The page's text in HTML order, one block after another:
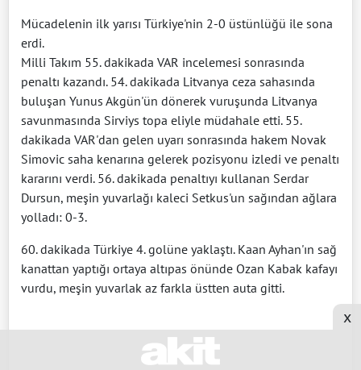
Mücadelenin ilk yarısı Türkiye'nin 2-0 üstünlüğü ile sona
erdi.
Milli Takım 55. dakikada VAR incelemesi sonrasında
penaltı kazandı. 54. dakikada Litvanya ceza sahasında
buluşan Yunus Akgün'ün dönerek vuruşunda Litvanya
savunmasında Sirviys topa eliyle müdahale etti. 55.
dakikada VAR'dan gelen uyarı sonrasında hakem Novak
Simovic saha kenarına gelerek pozisyonu izledi ve penaltı
kararını verdi. 56. dakikada penaltıyı kullanan Serdar
Dursun, meşin yuvarlağı kaleci Setkus'un sağından ağlara
yolladı: 0-3.
60. dakikada Türkiye 4. golüne yaklaştı. Kaan Ayhan'ın sağ
kanattan yaptığı ortaya altıpas önünde Ozan Kabak kafayı
vurdu, meşin yuvarlak az farkla üstten auta gitti.
x